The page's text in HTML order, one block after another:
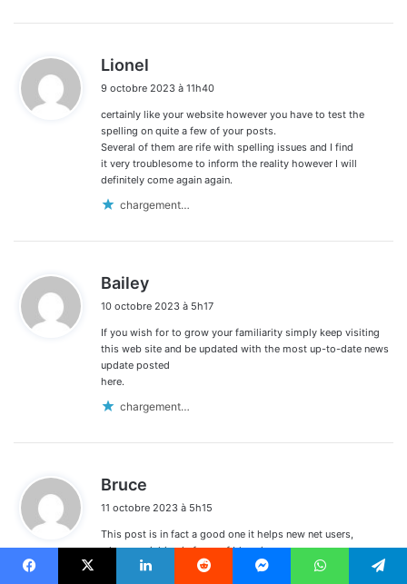
Lionel
t
:
9 octobre 2023 à 11h40
certainly like your website however you have to test the
spelling on quite a few of your posts.
Several of them are rife with spelling issues and I find
it very troublesome to inform the reality however I will
definitely come again again.
chargement…
Bailey
t
:
10 octobre 2023 à 5h17
If you wish for to grow your familiarity simply keep visiting
this web site and be updated with the most up-to-date news
update posted
here.
chargement…
Bruce
t
:
11 octobre 2023 à 5h15
This post is in fact a good one it helps new net users,
who are wishing in favor of blogging.
chargement…